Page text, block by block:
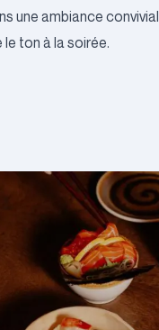
une ambiance
le ton à la soirée.